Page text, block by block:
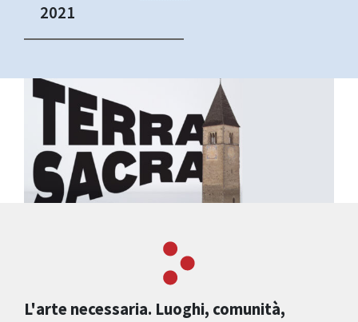
2021
L'arte necessaria. Luoghi, comunità,